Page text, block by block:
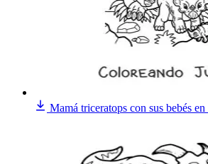
Mamá triceratops con sus bebés en